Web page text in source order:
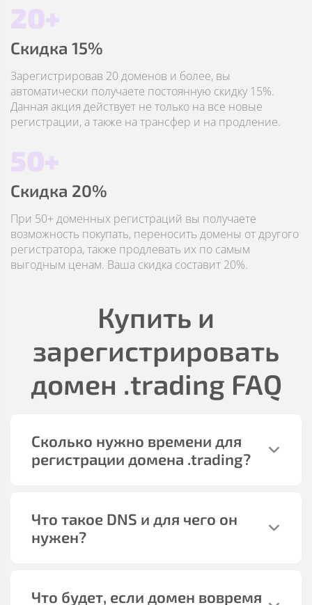
20+
Скидка 15%
Зарегистрировав 20 доменов и более, вы
автоматически получаете постоянную скидку 15%.
Данная акция действует не только на все новые
регистрации, а также на трансфер и на продление.
50+
Скидка 20%
При 50+ доменных регистраций вы получаете
возможность покупать, переносить домены от другого
регистратора, также продлевать их по самым
выгодным ценам. Ваша скидка составит 20%.
Купить и
зарегистрировать
домен .trading FAQ
Сколько нужно времени для
регистрации домена .trading?
Что такое DNS и для чего он
нужен?
Что будет, если домен вовремя